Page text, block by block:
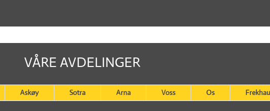
VÅRE AVDELINGER
Askøy Sotra Arna Voss Os